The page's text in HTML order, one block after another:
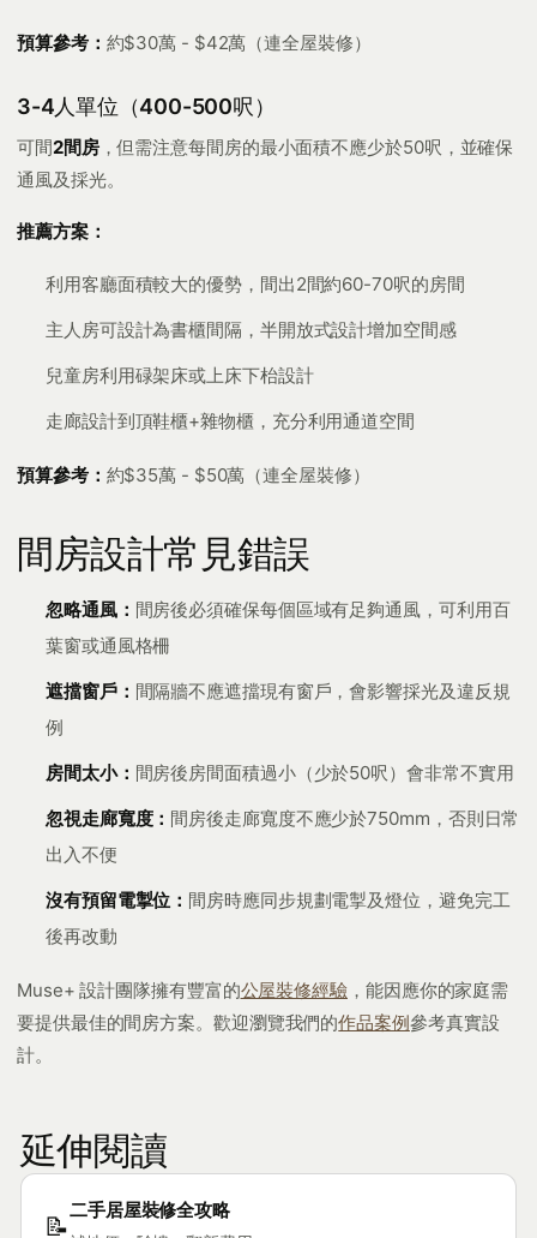
預算參考： 約$30萬 - $42萬（連全屋裝修）
3-4人單位（400-500呎）
可間2間房，但需注意每間房的最小面積不應少於50呎，並確保
通風及採光。
推薦方案：
利用客廳面積較大的優勢，間出2間約60-70呎的房間
主人房可設計為書櫃間隔，半開放式設計增加空間感
兒童房利用碌架床或上床下枱設計
走廊設計到頂鞋櫃+雜物櫃，充分利用通道空間
預算參考： 約$35萬 - $50萬（連全屋裝修）
間房設計常見錯誤
忽略通風： 間房後必須確保每個區域有足夠通風，可利用百
葉窗或通風格柵
遮擋窗戶： 間隔牆不應遮擋現有窗戶，會影響採光及違反規
例
房間太小： 間房後房間面積過小（少於50呎）會非常不實用
忽視走廊寬度： 間房後走廊寬度不應少於750mm，否則日常
出入不便
沒有預留電掣位： 間房時應同步規劃電掣及燈位，避免完工
後再改動
Muse+ 設計團隊擁有豐富的公屋裝修經驗 ，能因應你的家庭需
要提供最佳的間房方案。歡迎瀏覽我們的作品案例參考真實設
計。
延伸閱讀
📝
二手居屋裝修全攻略